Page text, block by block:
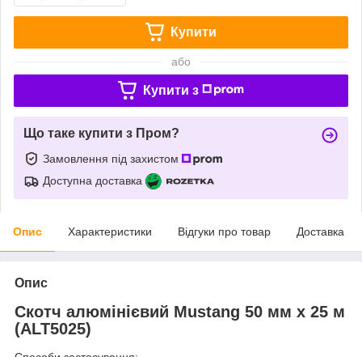
Купити
або
Купити з
Що таке купити з Пром?
Замовлення під захистом
Доступна доставка
Опис Характеристики Відгуки про товар Доставка
Опис
Скотч алюмінієвий Mustang 50 мм x 25 м
(ALT5025)